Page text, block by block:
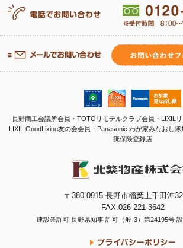
長野商工会議所会員・TOTOリモデルクラブ会員・LIXIL
LIXIL GoodLixing友の会会員・ Panasonic わが家みなおし隊
疵保険登録店
〒380-0915 長野市稲葉上千田沖
FAX.026-221-3642
建設業許可 長野県知事 許可（般-3）第24195号